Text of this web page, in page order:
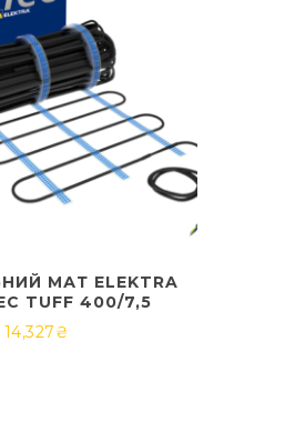
МАТ ELEKTRA
TUFF 400/7,5
14,327₴